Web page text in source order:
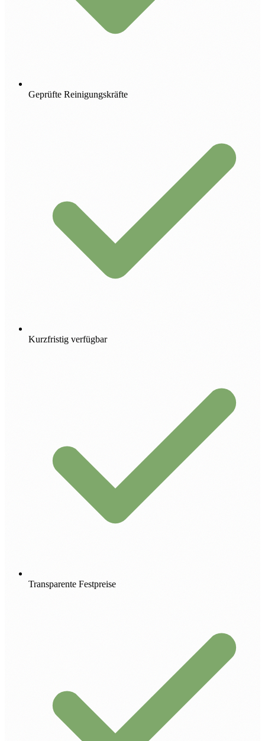
Geprüfte Reinigungskräfte
Kurzfristig verfügbar
Transparente Festpreise